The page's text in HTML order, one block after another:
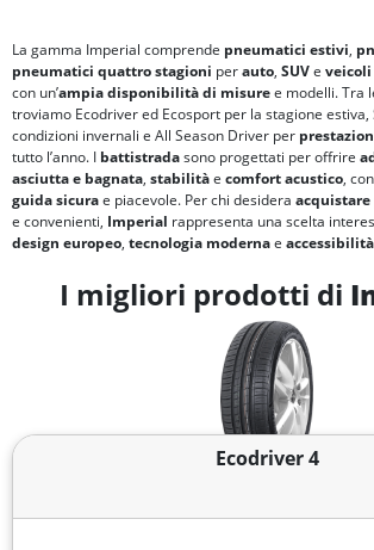
La gamma Imperial comprende pneumatici estivi,
pneumatici quattro stagioni perauto, SUVe
con un’ampia disponibilità di misuree modelli. Tra
troviamo Ecodriver ed Ecosport per la stagione estiva,
condizioni invernali e All Season Driver per
tutto l’anno. I battistradasono progettati per offrire
asciutta e bagnata, stabilitàe comfort acustico,
guida sicurae piacevole. Per chi desidera
e convenienti, Imperial rappresenta una scelta
design europeo, tecnologia modernae accessibilità
I migliori prodotti di
Ecodriver 4